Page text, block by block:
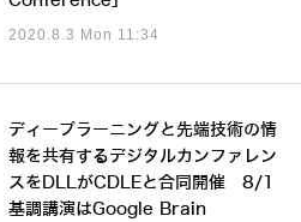
2020.8.3 Mon 11:34
ディープラーニングと先端技術の情
報を共有するデジタルカンファレン
スをDLLがCDLEと合同開催 8/1
基調講演はGoogle Brain